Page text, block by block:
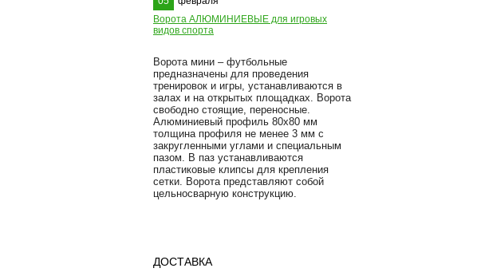
Ворота АЛЮМИНИЕВЫЕ для игровых
видов спорта
Ворота мини – футбольные
предназначены для проведения
тренировок и игры, устанавливаются в
залах и на открытых площадках. Ворота
свободно стоящие, переносные.
Алюминиевый профиль 80х80 мм
толщина профиля не менее 3 мм с
закругленными углами и специальным
пазом. В паз устанавливаются
пластиковые клипсы для крепления
сетки. Ворота представляют собой
цельносварную конструкцию.
ДОСТАВКА